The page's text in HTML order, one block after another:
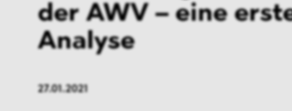
der AWV – eine
Analyse
27.01.2021